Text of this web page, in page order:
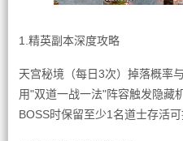
1.精英副本深度攻略
天宫秘境（每日3次）掉落概率
用"双道一战一法"阵容触发隐藏
BOSS时保留至少1名道士存活可